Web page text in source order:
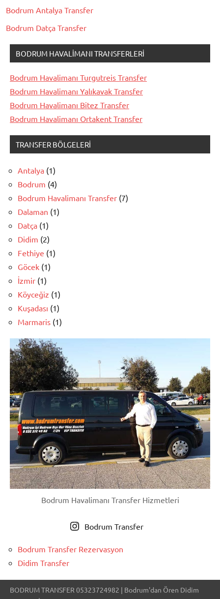
Bodrum Antalya Transfer
Bodrum Datça Transfer
BODRUM HAVALIMANI TRANSFERLERI
Bodrum Havalimanı Turgutreis Transfer
Bodrum Havalimanı Yalıkavak Transfer
Bodrum Havalimanı Bitez Transfer
Bodrum Havalimanı Ortakent Transfer
TRANSFER BÖLGELERI
Antalya (1)
Bodrum (4)
Bodrum Havalimanı Transfer (7)
Dalaman (1)
Datça (1)
Didim (2)
Fethiye (1)
Göcek (1)
İzmir (1)
Köyceğiz (1)
Kuşadası (1)
Marmaris (1)
Bodrum Havalimanı Transfer Hizmetleri
Bodrum Transfer
Bodrum Transfer Rezervasyon
Didim Transfer
BODRUM TRANSFER 05323724982 | Bodrum'dan Ören Didim